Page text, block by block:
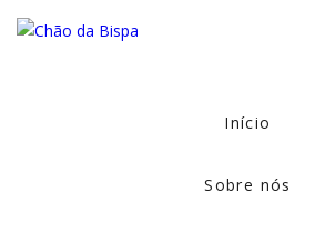
Início
Sobre nós